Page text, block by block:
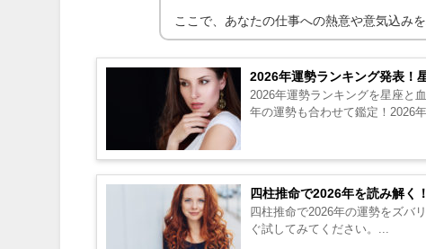
ここで、あなたの仕事への熱意や意気込み
2026年運勢ランキング発表！
2026年運勢ランキングを星座と
年の運勢も合わせて鑑定！2026
四柱推命で2026年を読み解く
四柱推命で2026年の運勢をズバ
ぐ試してみてください。...